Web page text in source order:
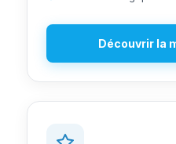
Découvrir la